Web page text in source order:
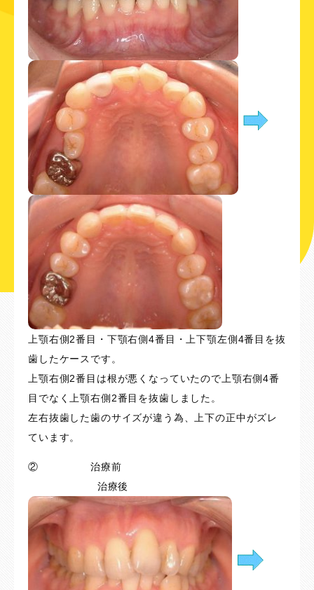
上顎右側2番目・下顎右側4番目・上下顎左側4番目を抜
歯したケースです。
上顎右側2番目は根が悪くなっていたので上顎右側4番
目でなく上顎右側2番目を抜歯しました。
左右抜歯した歯のサイズが違う為、上下の正中がズレ
ています。
② 治療前
治療後